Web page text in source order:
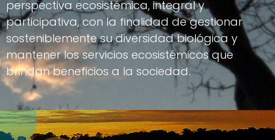
perspectiva ecosistémica, integral y
participativa, con la finalidad de gestionar
sosteniblemente su diversidad biológica y
mantener los servicios ecosistémicos que
brindan beneficios a la sociedad.